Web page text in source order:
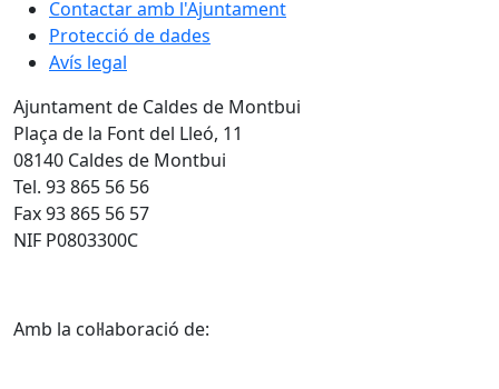
Contactar amb l'Ajuntament
Protecció de dades
Avís legal
Ajuntament de Caldes de Montbui
Plaça de la Font del Lleó, 11
08140 Caldes de Montbui
Tel. 93 865 56 56
Fax 93 865 56 57
NIF P0803300C
Amb la col·laboració de: